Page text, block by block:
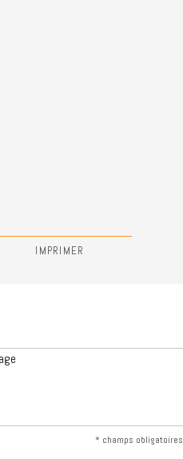
IMPRIMER
* champs obligatoires